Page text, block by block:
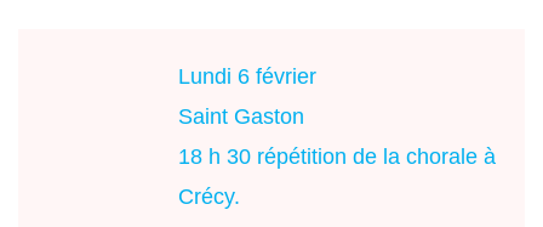
Lundi 6 février
Saint Gaston
18 h 30 répétition de la chorale à
Crécy.